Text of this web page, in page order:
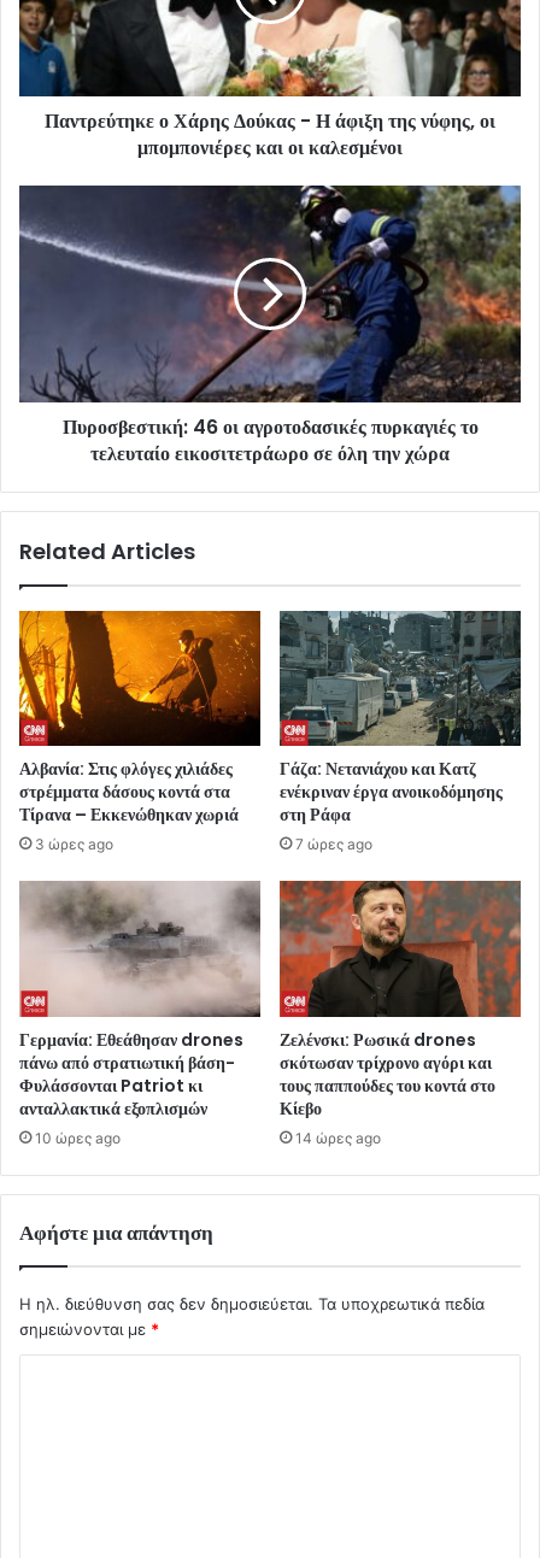
Παντρεύτηκε ο Χάρης Δούκας - Η άφιξη της νύφης, οι
μπομπονιέρες και οι καλεσμένοι
Πυροσβεστική: 46 οι αγροτοδασικές πυρκαγιές το
τελευταίο εικοσιτετράωρο σε όλη την χώρα
Related Articles
Αλβανία: Στις φλόγες χιλιάδες
στρέμματα δάσους κοντά στα
Τίρανα – Εκκενώθηκαν χωριά
3 ώρες ago
Γάζα: Νετανιάχου και Κατζ
ενέκριναν έργα ανοικοδόμησης
στη Ράφα
7 ώρες ago
Γερμανία: Εθεάθησαν drones
πάνω από στρατιωτική βάση-
Φυλάσσονται Patriot κι
ανταλλακτικά εξοπλισμών
10 ώρες ago
Ζελένσκι: Ρωσικά drones
σκότωσαν τρίχρονο αγόρι και
τους παππούδες του κοντά στο
Κίεβο
14 ώρες ago
Αφήστε μια απάντηση
Η ηλ. διεύθυνση σας δεν δημοσιεύεται. Τα υποχρεωτικά πεδία
σημειώνονται με *